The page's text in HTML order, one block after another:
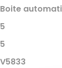
Boite
5
5
V5833